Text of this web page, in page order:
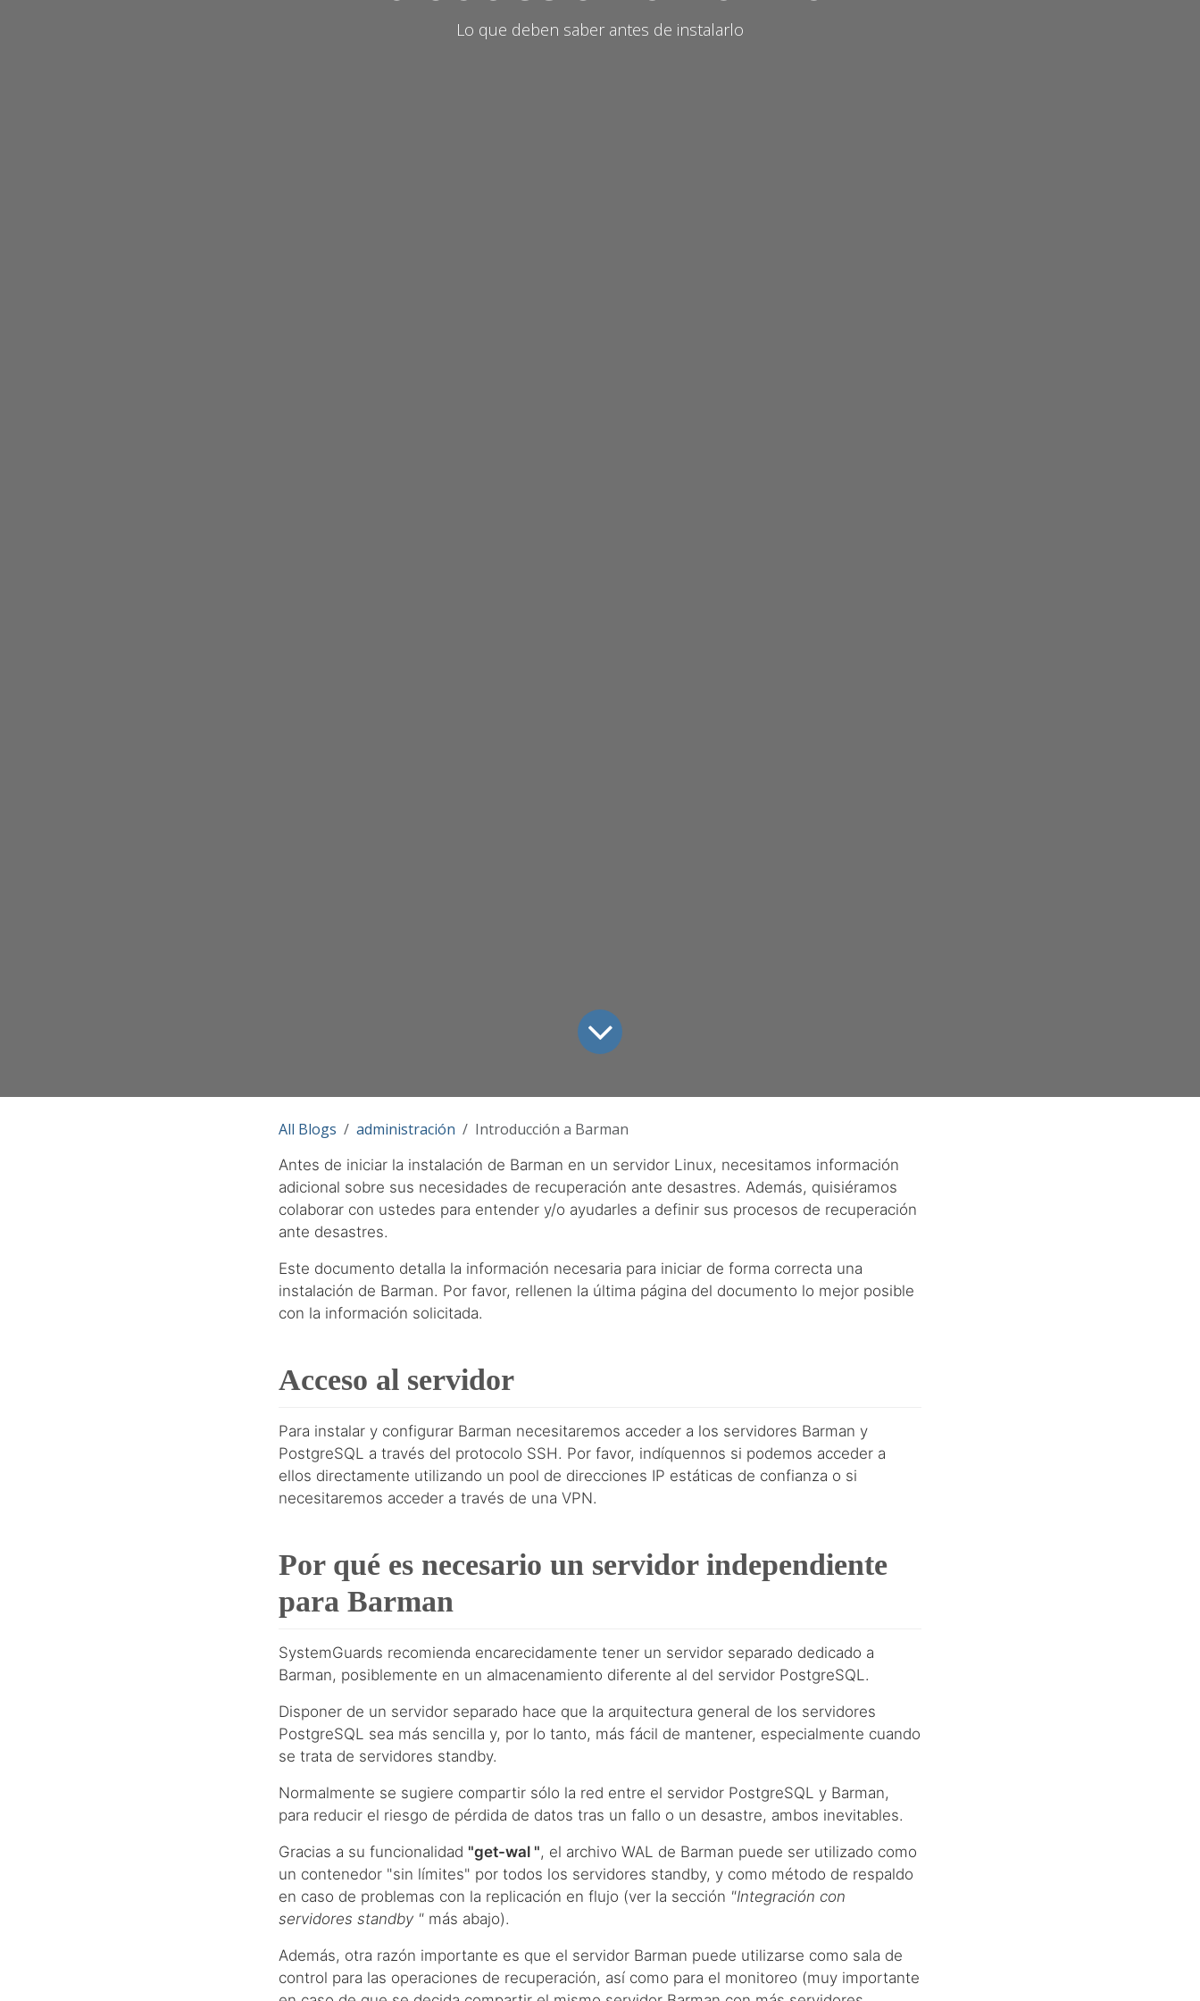
Lo que deben saber antes de instalarlo
All Blogs administración Introducción a Barman
Antes de iniciar la instalación de Barman en un servidor Linux, necesitamos información
adicional sobre sus necesidades de recuperación ante desastres. Además, quisiéramos
colaborar con ustedes para entender y/o ayudarles a definir sus procesos de recuperación
ante desastres.
Este documento detalla la información necesaria para iniciar de forma correcta una
instalación de Barman. Por favor, rellenen la última página del documento lo mejor posible
con la información solicitada.
Acceso al servidor
Para instalar y configurar Barman necesitaremos acceder a los servidores Barman y
PostgreSQL a través del protocolo SSH. Por favor, indíquennos si podemos acceder a
ellos directamente utilizando un pool de direcciones IP estáticas de confianza o si
necesitaremos acceder a través de una VPN.
Por qué es necesario un servidor independiente
para Barman
SystemGuards recomienda encarecidamente tener un servidor separado dedicado a
Barman, posiblemente en un almacenamiento diferente al del servidor PostgreSQL.
Disponer de un servidor separado hace que la arquitectura general de los servidores
PostgreSQL sea más sencilla y, por lo tanto, más fácil de mantener, especialmente cuando
se trata de servidores standby.
Normalmente se sugiere compartir sólo la red entre el servidor PostgreSQL y Barman,
para reducir el riesgo de pérdida de datos tras un fallo o un desastre, ambos inevitables.
Gracias a su funcionalidad "get-wal ", el archivo WAL de Barman puede ser utilizado como
un contenedor "sin límites" por todos los servidores standby, y como método de respaldo
en caso de problemas con la replicación en flujo (ver la sección "Integración con
servidores standby " más abajo).
Además, otra razón importante es que el servidor Barman puede utilizarse como sala de
control para las operaciones de recuperación, así como para el monitoreo (muy importante